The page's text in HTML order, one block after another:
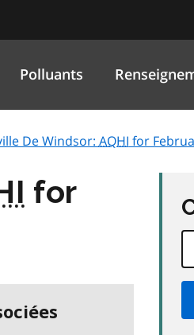
Polluants
De Windsor: AQHI for
for